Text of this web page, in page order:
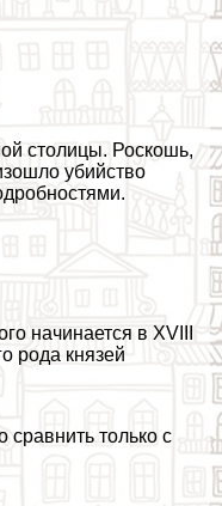
столицы. Роскошь,
убийство
начинается в XVIII
рода князей
только с